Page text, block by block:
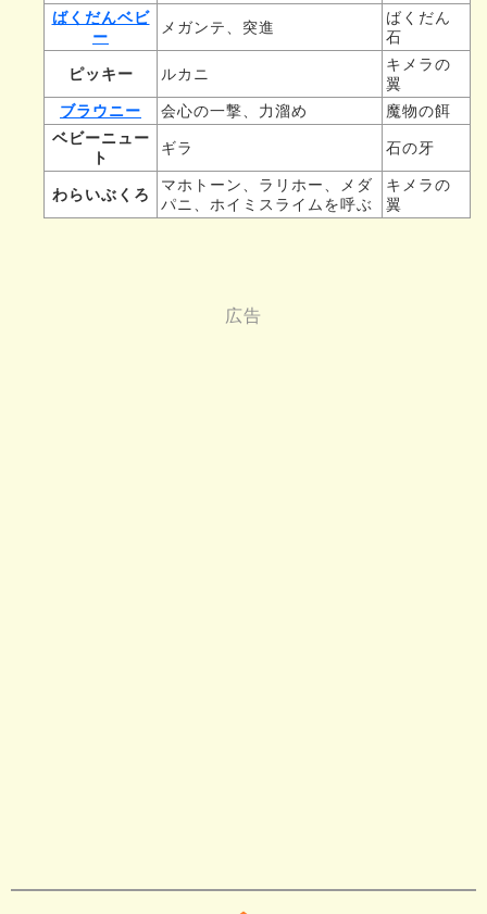
ばくだんベビ
ー
メガンテ、突進
ばくだん
石
ピッキー ルカニ
キメラの
翼
ブラウニー
会心の一撃、力溜め
魔物の餌
ベビーニュー
ト
ギラ 石の牙
わらいぶくろ
マホトーン、ラリホー、メダ
パニ、ホイミスライムを呼ぶ
キメラの
翼